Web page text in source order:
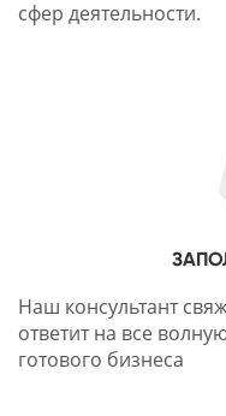
сфер деятельности.
Наш консультант
ответит на все
готового бизнеса